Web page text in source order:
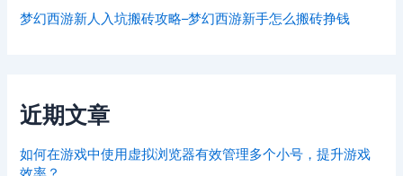
梦幻西游新人入坑搬砖攻略–梦幻西游新手怎么搬砖挣钱
近期文章
如何在游戏中使用虚拟浏览器有效管理多个小号，提升游戏